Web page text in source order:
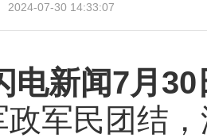
2024-07-30 14:33:07
电新闻7月30
军民团结